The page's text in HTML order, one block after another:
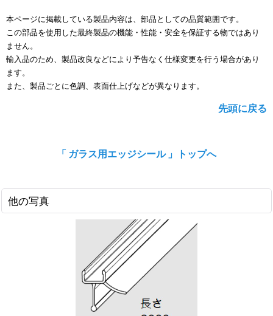
本ページに掲載している製品内容は、部品としての品質範囲です。
この部品を使用した最終製品の機能・性能・安全を保証する物ではあり
ません。
輸入品のため、製品改良などにより予告なく仕様変更を行う場合があり
ます。
また、製品ごとに色調、表面仕上げなどが異なります。
先頭に戻る
「 ガラス用エッジシール 」トップへ
他の写真